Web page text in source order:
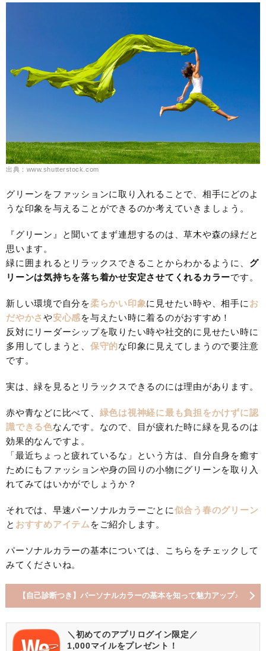
出典：www.shutterstock.com
グリーンをファッションに取り入れることで、相手にどのよ
うな印象を与えることができるのか考えていきましょう。
『グリーン』と聞いてまず連想するのは、草木や森の緑だと
思います。
緑に囲まれるとリラックスできることからわかるように、 グ
リーンは気持ちを落ち着かせ安定させてくれるカラーです。
新しい環境で自分を柔らかい印象に見せたい時や、相手に お
だやかさや安心感を与えたい時に着るのがおすすめ！
反対にリーダーシップを取りたい時や社交的に見せたい時に
多用してしまうと、 保守的な印象に見えてしまうので要注意
です。
実は、緑を見るとリラックスできるのには理由があります。
赤や青などに比べて、 緑色は視神経に最も負担をかけずに認
識できる色なんです。なので、目が疲れた時に緑を見るのは
効果的なんですよ。
「最近ちょっと疲れているな」という方は、自分自身を癒す
ためにもファッションや身の回りの小物にグリーンを取り入
れてみてはいかがでしょうか？
それでは、早速パーソナルカラーごとに似合う春のグリーン
と おすすめアイテム をご紹介します。
パーソナルカラーの基本については、こちらをチェックして
みてくださいね。
【自己診断つき】パーソナルカラーの基本を知って魅力アップ♪
＼初めてのアプリログイン限定／
1,000マイルをプレゼント！